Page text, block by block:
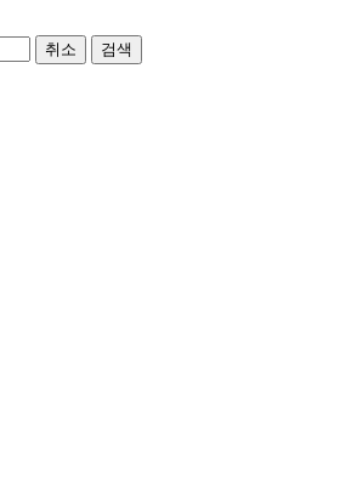
취소
검색